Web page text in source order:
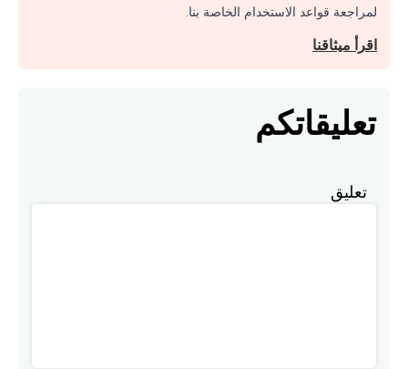
لمراجعة قواعد الاستخدام الخاصة بنا.
اقرأ ميثاقنا
تعليقاتكم
تعليق